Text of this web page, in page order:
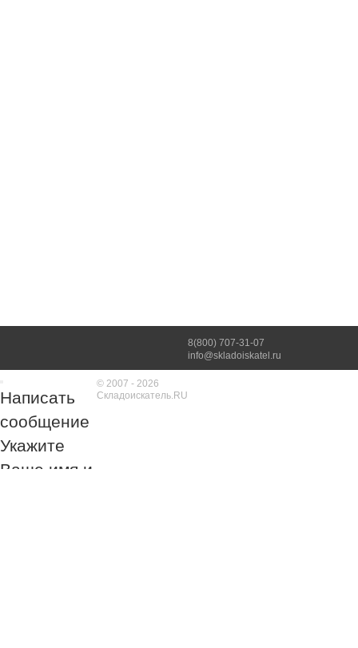
8(800) 707-31-07
info@skladoiskatel.ru
© 2007 - 2026
Складоискатель.RU
Написать
сообщение
Укажите
Ваше имя и